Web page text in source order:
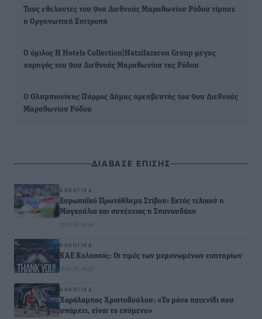
Τους εθελοντές του 9ου Διεθνούς Μαραθωνίου Ρόδου τίμησε
η Οργανωτική Επιτροπή
Ο όμιλος H Hotels Collection|Hatzilazarou Group μέγας
χορηγός του 9ου Διεθνούς Μαραθωνίου της Ρόδου
Ο Ολυμπιονίκης Πύρρος Δήμας πρεσβευτής του 9ου Διεθνούς
Μαραθωνίου Ρόδου
ΔΙΑΒΑΣΕ ΕΠΙΣΗΣ
ΑΘΛΗΤΙΚΆ
Ευρωπαϊκό Πρωτάθλημα Στίβου: Εκτός τελικού η
Μαγκούλια και συνέχειας η Σπανουδάκη
10.08.26 · 14:24
ΑΘΛΗΤΙΚΆ
ΚΑΕ Κολοσσός: Οι τιμές των μεμονωμένων εισιτηρίων
10.08.26 · 14:02
ΑΘΛΗΤΙΚΆ
Χαράλαμπος Χριστοδούλου: «Το μόνο παιχνίδι που
υπάρχει, είναι το επόμενο»